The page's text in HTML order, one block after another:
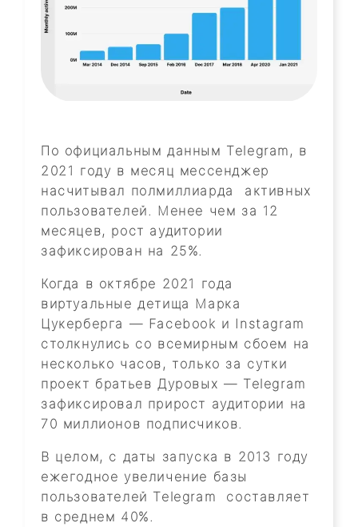
По официальным данным Telegram, в
2021 году в месяц мессенджер
насчитывал полмиллиарда активных
пользователей. Менее чем за 12
месяцев, рост аудитории
зафиксирован на 25%.
Когда в октябре 2021 года
виртуальные детища Марка
Цукерберга — Facebook и Instagram
столкнулись со всемирным сбоем на
несколько часов, только за сутки
проект братьев Дуровых — Telegram
зафиксировал прирост аудитории на
70 миллионов подписчиков.
В целом, с даты запуска в 2013 году
ежегодное увеличение базы
пользователей Telegram составляет
в среднем 40%.